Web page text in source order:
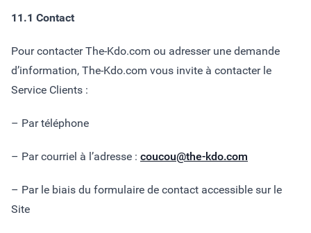
11.1 Contact
Pour contacter The-Kdo.com ou adresser une demande
d’information, The-Kdo.com vous invite à contacter le
Service Clients :
– Par téléphone
– Par courriel à l’adresse : coucou@the-kdo.com
– Par le biais du formulaire de contact accessible sur le
Site